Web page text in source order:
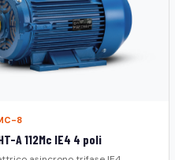
8
A 112Mc IE4 4 poli